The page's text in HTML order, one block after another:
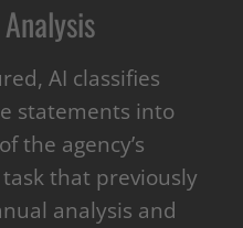
AI classifies
statements into
the agency’s
that previously
analysis and